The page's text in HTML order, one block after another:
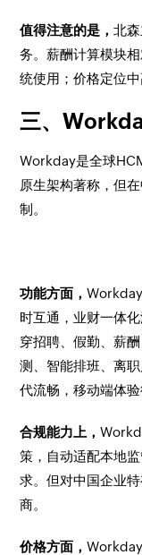
值得注意的是，北
务。薪酬计算模块
统使用；价格定位
三、
Workday是全球
原生架构著称，但
制。
功能方面，
时互通，业财一体
穿招聘、假勤、薪
测、智能排班、离
代流畅，移动端体
合规能力上，
策，自动适配本地
求。但对中国企业
商。
价格方面，